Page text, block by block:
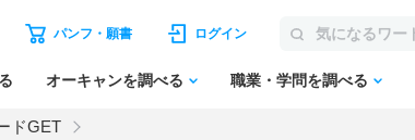
パンフ・願書 ログイン
オーキャンを調べる 職業・学問を調べる
ドGET